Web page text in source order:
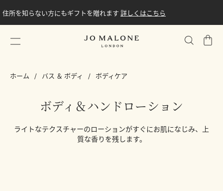
住所を知らない方にもギフトを贈れます 詳しくはこちら
シ
ッ
ホーム バス ＆ ボディ ボディケア
ボディ＆ハンドローション
ライトなテクスチャーのローションがすぐにお肌になじみ、上
質な香りを残します。